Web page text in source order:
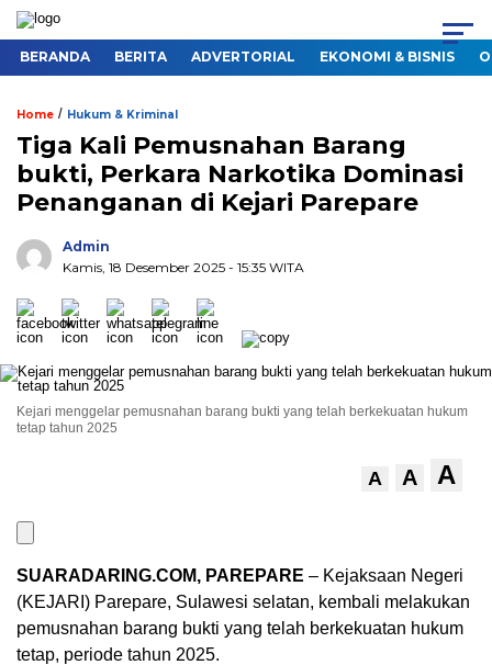
BERANDA BERITA ADVERTORIAL EKONOMI & BISNIS
Home / Hukum & Kriminal
Tiga Kali Pemusnahan Barang
bukti, Perkara Narkotika Dominasi
Penanganan di Kejari Parepare
Admin
Kamis, 18 Desember 2025 - 15:35 WITA
Kejari menggelar pemusnahan barang bukti yang telah berkekuatan hukum
tetap tahun 2025
A A A
SUARADARING.COM, PAREPARE – Kejaksaan Negeri
(KEJARI) Parepare, Sulawesi selatan, kembali melakukan
pemusnahan barang bukti yang telah berkekuatan hukum
tetap, periode tahun 2025.